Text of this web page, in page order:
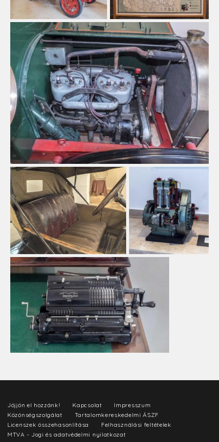
Jöjjön el hozzánk! Kapcsolat
Impresszum
Közönségszolgálat
Tartalomkereskedelmi ÁSZF
Licenszek összehasonlítása
Felhasználási feltételek
MTVA - Jogi és adatvédelmi nyilatkozat